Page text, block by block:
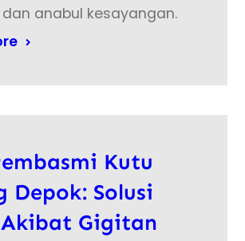
anabul kesayangan.
Kutu
Depok: Solusi
Gigitan